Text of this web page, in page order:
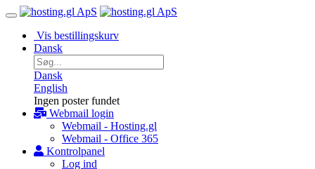
Vis bestillingskurv
Dansk
Dansk
English
Ingen poster fundet
Webmail login
Webmail - Hosting.gl
Webmail - Office 365
Kontrolpanel
Log ind